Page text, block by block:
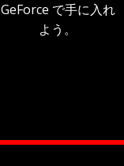
GeForce で手に入れ
よう。